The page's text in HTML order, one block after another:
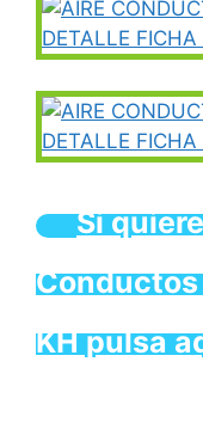
Si
Conductos
KH pulsa